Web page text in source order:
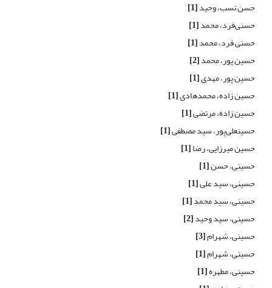
حسن نسب، وحید[1]
حسنی‌فرد، محمد[1]
حسنی فرد، محمد[1]
حسین پور، محمد[2]
حسین پور، مهدی[1]
حسین زاده، محمدهادی[1]
حسین زاده، مرتضی[1]
حسینعلی‌پور، سید مصطفی[1]
حسین میرزایی، رضا[1]
حسینی، حسن[1]
حسینی، سید علی[1]
حسینی، سید محمد[1]
حسینی، سید وحید[2]
حسینی، شهرام[3]
حسینی، شهرام[1]
حسینی، مطهره[1]